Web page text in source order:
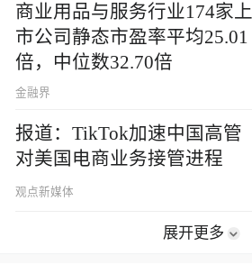
商业用品与服务行业174家上
市公司静态市盈率平均25.01
倍，中位数32.70倍
金融界
报道：TikTok加速中国高管
对美国电商业务接管进程
观点新媒体
展开更多